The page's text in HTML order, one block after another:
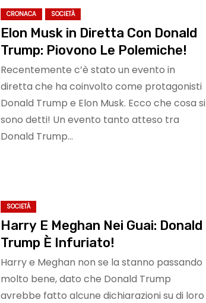
CRONACA SOCIETÀ
Elon Musk in Diretta Con Donald
Trump: Piovono Le Polemiche!
Recentemente c’è stato un evento in
diretta che ha coinvolto come protagonisti
Donald Trump e Elon Musk. Ecco che cosa si
sono detti! Un evento tanto atteso tra
Donald Trump…
SOCIETÀ
Harry E Meghan Nei Guai: Donald
Trump È Infuriato!
Harry e Meghan non se la stanno passando
molto bene, dato che Donald Trump
avrebbe fatto alcune dichiarazioni su di loro